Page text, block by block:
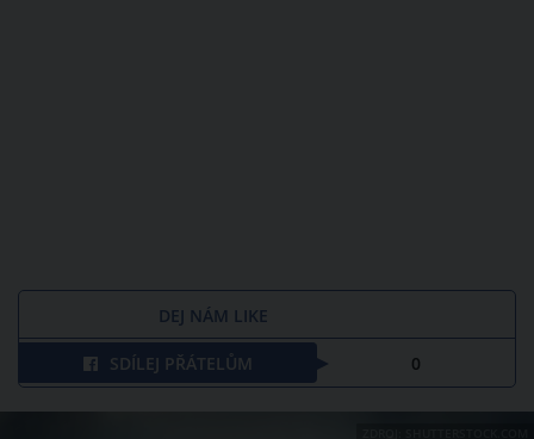
DEJ NÁM LIKE
SDÍLEJ PŘÁTELŮM 0